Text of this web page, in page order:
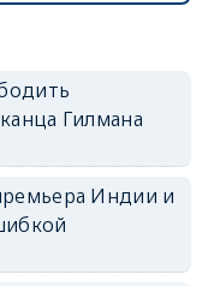
Гилмана
Индии и